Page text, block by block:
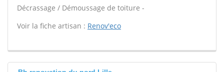
Décrassage / Démoussage de toiture -
Voir la fiche artisan : Renov'eco